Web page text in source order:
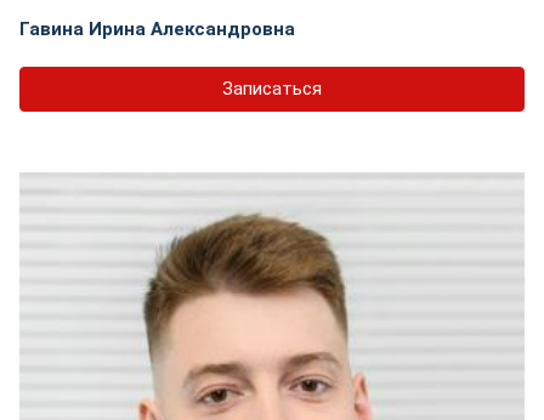
Гавина Ирина Александровна
Записаться